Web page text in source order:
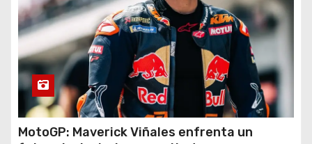
MotoGP: Maverick Viñales enfrenta un